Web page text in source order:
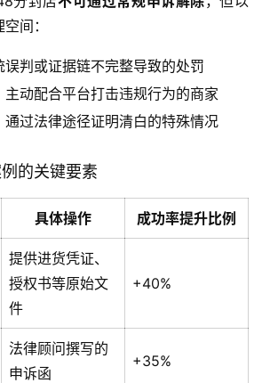
间：
误判或证据链不完整导致的处罚
主动配合平台打击违规行为的商家
通过法律途径证明清白的特殊情况
的关键要素
具体操作 成功率提升比例
提供进货凭证、
授权书等原始文
件
+40%
法律顾问撰写的
申诉函
+35%